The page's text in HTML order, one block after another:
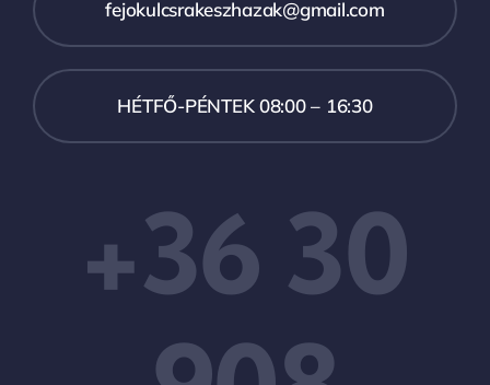
fejokulcsrakeszhazak@gmail.com
HÉTFŐ-PÉNTEK 08:00 – 16:30
+36 30